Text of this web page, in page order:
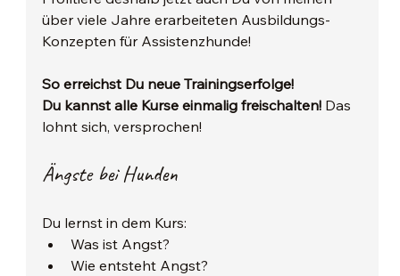
über viele Jahre erarbeiteten Ausbildungs-
Konzepten für Assistenzhunde!
So erreichst Du neue Trainingserfolge!
Du kannst alle Kurse einmalig freischalten! Das
lohnt sich, versprochen!
Ängste bei Hunden
Du lernst in dem Kurs:
Was ist Angst?
Wie entsteht Angst?